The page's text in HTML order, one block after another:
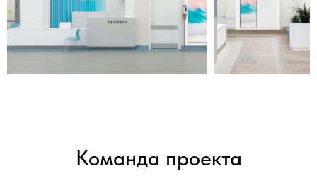
Команда проекта